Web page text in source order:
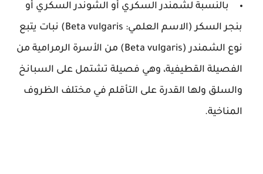
بالنسبة لشمندر السكري أو الشوندر السكري أو
بنجر السكر (الاسم العلمي: Beta vulgaris) نبات يتبع
نوع الشمندر (Beta vulgaris) من الأسرة الرمرامية من
الفصيلة القطيفية، وهي فصيلة تشتمل على السبانخ
والسلق ولها القدرة على التأقلم في مختلف الظروف
المناخية.